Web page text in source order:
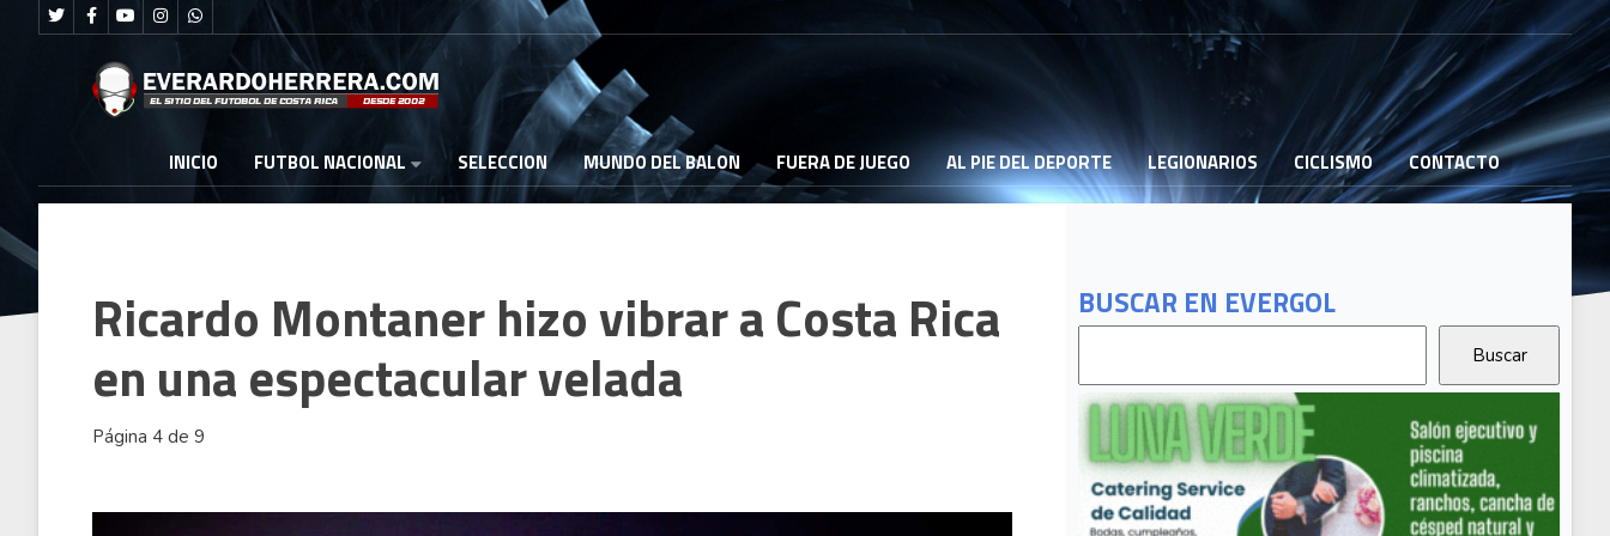
INICIO FUTBOL NACIONAL SELECCION MUNDO DEL BALON FUERA DE JUEGO AL PIE DEL DEPORTE LEGIONARIOS CICLISMO CONTACTO
BUSCAR EN EVERGOL
Ricardo Montaner hizo vibrar a Costa Rica
en una espectacular velada
Página 4 de 9